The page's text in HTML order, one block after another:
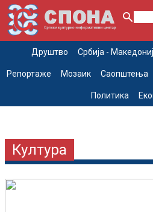
Друштво Србија -
Репортаже Мозаик Саопштења
Политика
Култура